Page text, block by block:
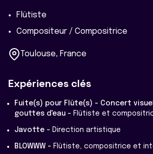
Flûtiste
Compositeur / Compositrice
Toulouse, France
Expériences clés
Fuite(s) pour Flûte(s) - Concert
gouttes d'eau - Flûtiste et
Javotte - Direction artistique
BLOWWW - Flûtiste, compositrice et